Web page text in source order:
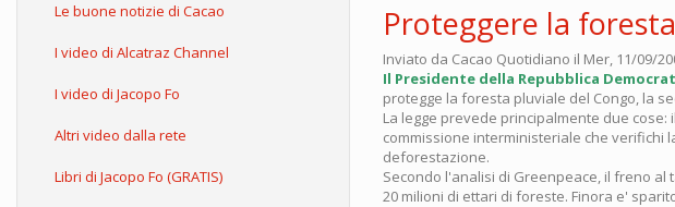
Le buone notizie di Cacao
I video di Alcatraz Channel
I video di Jacopo Fo
Altri video dalla rete
Libri di Jacopo Fo (GRATIS)
Proteggere la
Inviato da Cacao Quotidiano il Mer, 11/09/
Il Presidente della Repubblica
protegge la foresta pluviale del Congo, la
La legge prevede principalmente due
commissione interministeriale che verifichi
deforestazione.
Secondo l'analisi di Greenpeace, il freno
20 milioni di ettari di foreste. Finora e'